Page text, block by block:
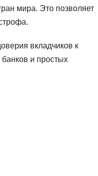
мира. Это позволяет
вкладчиков к
и простых